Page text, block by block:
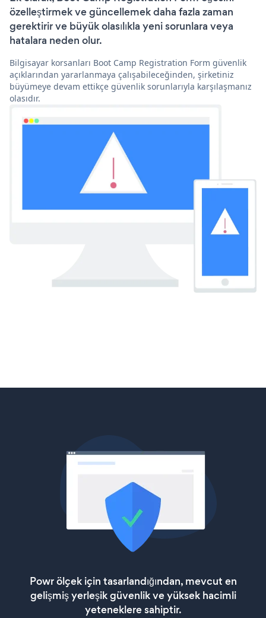
özelleştirmek ve güncellemek daha fazla zaman
gerektirir ve büyük olasılıkla yeni sorunlara veya
hatalara neden olur.
Bilgisayar korsanları Boot Camp Registration Form güvenlik
açıklarından yararlanmaya çalışabileceğinden, şirketiniz
büyümeye devam ettikçe güvenlik sorunlarıyla karşılaşmanız
olasıdır.
Powr ölçek için tasarlandığından, mevcut en
gelişmiş yerleşik güvenlik ve yüksek hacimli
yeteneklere sahiptir.